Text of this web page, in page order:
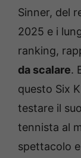
Sinner, del
2025 e i
ranking,
da scalare.
questo Six
testare il
tennista al
spettacolo